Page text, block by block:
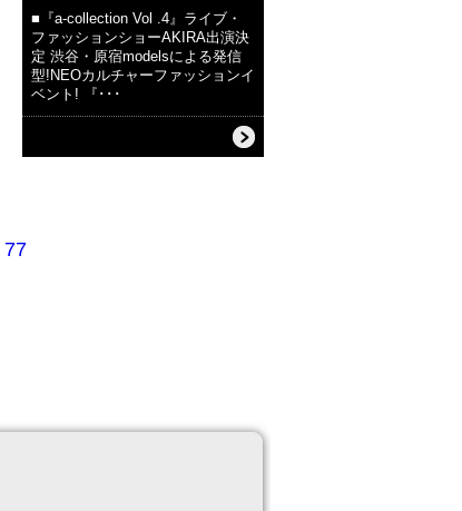
■『a-collection Vol .4』ライブ・
ファッションショーAKIRA出演決
定 渋谷・原宿modelsによる発信
型!NEOカルチャーファッションイ
ベント! 『･･･
77